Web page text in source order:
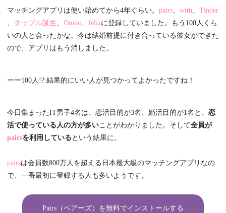
マッチングアプリは使い始めてから4年ぐらい。 pairs、 with、 Tinder
、
タップル誕生、 Omiai、 felizに登録していました。もう100人くら
いの人と会ったかな。今は結婚前提に付き合っている彼女ができた
ので、アプリはもう消しました。
ーー100人!? 結果的にいい人が見つかってよかったですね！
今日集まったIT男子4名は、恋活目的が3名、婚活目的が1名と、 恋
活で使っている人の方が多いことがわかりました。そして全員が
pairsを利用している という結果に。
pairsは会員数800万人を超える日本最大級のマッチングアプリなの
で、一番最初に登録する人も多いようです。
Pairs（ペアーズ）を無料でインストールする